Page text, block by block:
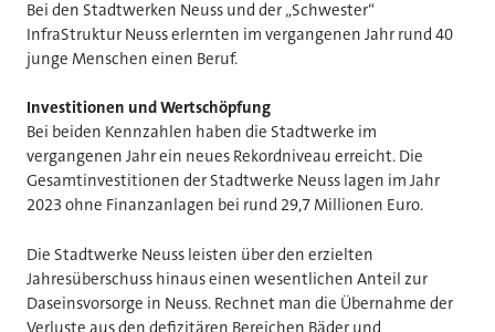
Bei den Stadtwerken Neuss und der „Schwester“
InfraStruktur Neuss erlernten im vergangenen Jahr rund 40
junge Menschen einen Beruf.
Investitionen und Wertschöpfung
Bei beiden Kennzahlen haben die Stadtwerke im
vergangenen Jahr ein neues Rekordniveau erreicht. Die
Gesamtinvestitionen der Stadtwerke Neuss lagen im Jahr
2023 ohne Finanzanlagen bei rund 29,7 Millionen Euro.
Die Stadtwerke Neuss leisten über den erzielten
Jahresüberschuss hinaus einen wesentlichen Anteil zur
Daseinsvorsorge in Neuss. Rechnet man die Übernahme der
Verluste aus den defizitären Bereichen Bäder und